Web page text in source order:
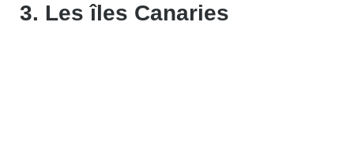
3. Les îles Canaries